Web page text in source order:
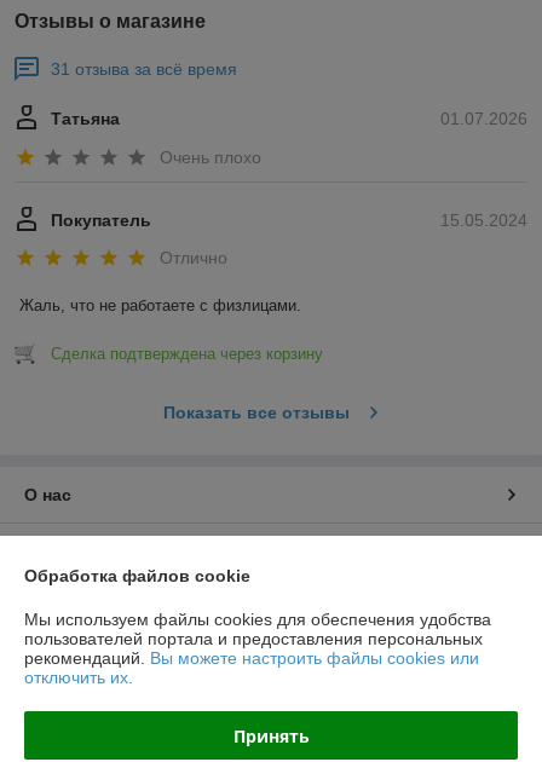
Отзывы о магазине
31 отзыва за всё время
01.07.2026
Татьяна
Очень плохо
15.05.2024
Покупатель
Отлично
Жаль, что не работаете с физлицами.
Сделка подтверждена через корзину
Показать все отзывы
О нас
График работы
Обработка файлов cookie
Мы используем файлы cookies для обеспечения удобства
пользователей портала и предоставления персональных
рекомендаций. Вы можете настроить файлы cookies или
отключить их.
Принять